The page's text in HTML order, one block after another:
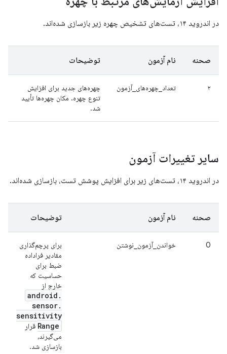
در اندروید ۱۴، تست‌های تشخیص چهره زیر بازسازی شده‌اند.
صحنه نام آزمون توضیحات
۲ تعداد_چهره‌های_آزمون
چهره‌های جدید برای افزایش
تنوع چهره. مکان چهره‌ها تأیید
شد.
سایر تغییرات آزمون
در اندروید ۱۴، تست‌های زیر برای افزایش پوشش تست، بازسازی شده‌اند.
صحنه نام آزمون توضیحات
0 خواندن_آزمون_نوشتن
برای پرچم‌گذاری
مقادیر فراداده
ضبط برای
حساسیت که
خارج از
android .
sensor.
sensitivity
Range قرار
می‌گیرند،
بازسازی شد.